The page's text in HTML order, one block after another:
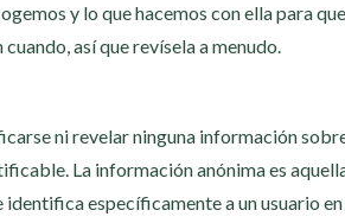
y lo que hacemos con ella para
así que revísela a menudo.
ni revelar ninguna información
La información anónima es
específicamente a un usuario